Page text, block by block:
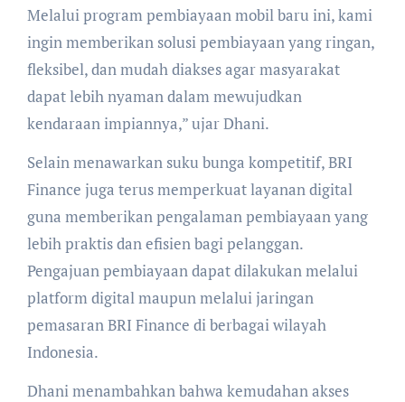
Melalui program pembiayaan mobil baru ini, kami
ingin memberikan solusi pembiayaan yang ringan,
fleksibel, dan mudah diakses agar masyarakat
dapat lebih nyaman dalam mewujudkan
kendaraan impiannya,” ujar Dhani.
Selain menawarkan suku bunga kompetitif, BRI
Finance juga terus memperkuat layanan digital
guna memberikan pengalaman pembiayaan yang
lebih praktis dan efisien bagi pelanggan.
Pengajuan pembiayaan dapat dilakukan melalui
platform digital maupun melalui jaringan
pemasaran BRI Finance di berbagai wilayah
Indonesia.
Dhani menambahkan bahwa kemudahan akses